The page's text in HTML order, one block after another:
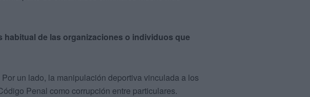
de las organizaciones o individuos que
un lado, la manipulación deportiva vinculada a los
Penal como corrupción entre particulares.